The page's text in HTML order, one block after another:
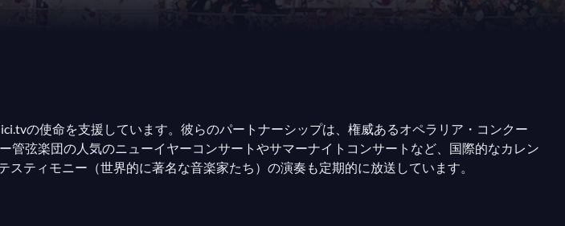
の使命を支援しています。彼らのパートナーシップは、権威あるオペラリア・コンクー
弦楽団の人気のニューイヤーコンサートやサマーナイトコンサートなど、国際的なカレン
ティモニー（世界的に著名な音楽家たち）の演奏も定期的に放送しています。